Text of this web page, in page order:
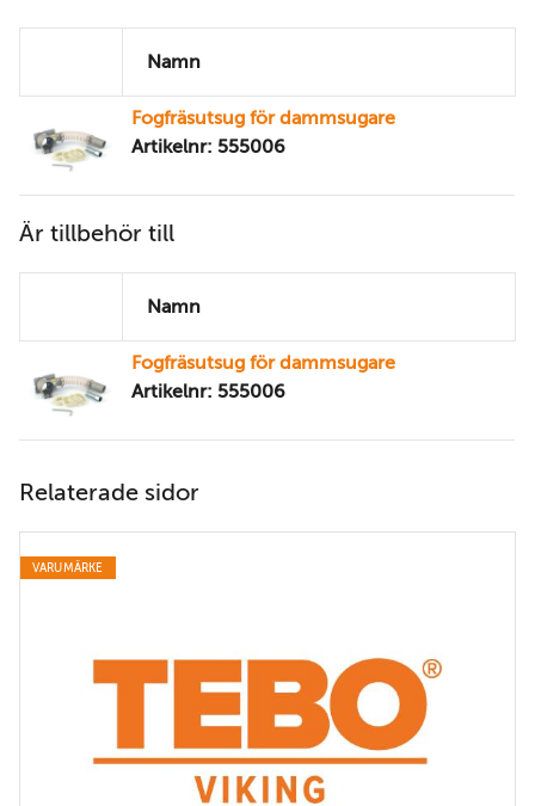
Namn
Fogfräsutsug för dammsugare
Artikelnr: 555006
Är tillbehör till
Namn
Fogfräsutsug för dammsugare
Artikelnr: 555006
Relaterade sidor
VARUMÄRKE